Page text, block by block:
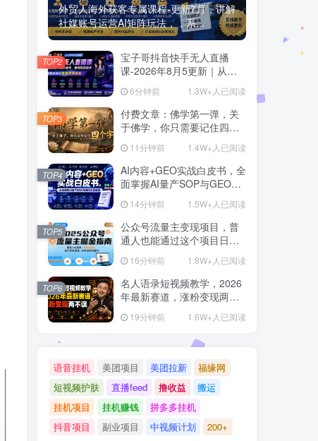
外贸人海外获客专属课程-更新7月，讲解
社媒账号运营AI矩阵玩法，，系...
宝子哥抖音快手无人直播
课-2026年8月5更新｜从基
封技术，搭建自动化直播变
现体系
6分钟前 1.3W+人已阅读
TOP2
付费文章：佛学第一弹，关
于佛学，你只需要记住四个
字 11分钟前 1.4W+人已阅读
TOP3
AI内容+GEO实战白皮书，全
面掌握AI量产SOP与GEO分
发机制【文档】
14分钟前 1.5W+人已阅读
TOP4
公众号流量主变现项目，普
通人也能通过这个项目日入
四位数(更新26年8月)
16分钟前 1.8W+人已阅读
TOP5
名人语录短视频教学，2026
年最新赛道，涨粉变现两不
误 19分钟前 1.6W+人已阅读
TOP6
语音挂机 美团项目 美团拉新
福缘网
短视频护肤
直播feed 撸收益
搬运
挂机项目
挂机赚钱
拼多多挂机
抖音项目
副业项目 中视频计划 200+